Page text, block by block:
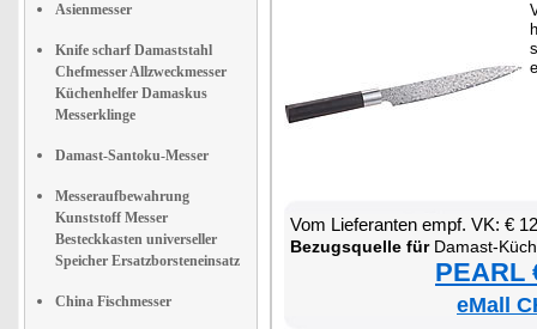
Asienmesser
Knife scharf Damaststahl
Chefmesser Allzweckmesser
Küchenhelfer Damaskus
Messerklinge
Damast-Santoku-Messer
Messeraufbewahrung
Kunststoff Messer
Besteckkasten universeller
Speicher Ersatzborsteneinsatz
China Fischmesser
Vom Lie­fe­ran­ten empf. VK: €
Be­zugs­quel­le fürDa­mast-
PEARL
eMall